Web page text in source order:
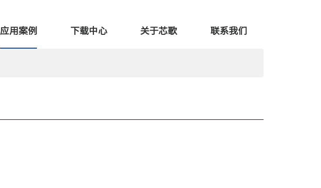
应用案例 下载中心 关于芯歌 联系我们